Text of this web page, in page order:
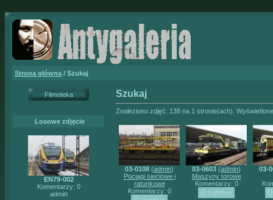
Strona główna / Szukaj
Filmoteka
Losowe zdjęcie
EN79-002
Komentarzy: 0
admin
Szukaj
Znaleziono zdjęć: 138 na 1 stronie(ach).
03-0108 (admin)
Pociągi sieciowe i
ratunkowe
Komentarzy: 0
03-0603 (admin)
Maszyny torowe
Komentarzy: 0
03-